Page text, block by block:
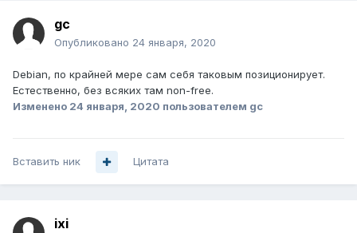
gc
Опубликовано 24 января, 2020
Debian, по крайней мере сам себя таковым позиционирует.
Естественно, без всяких там non-free.
Изменено 24 января, 2020 пользователем gc
Вставить ник Цитата
ixi